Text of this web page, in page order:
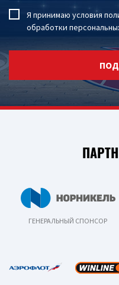
Я принимаю условия
обработки
ГЕНЕРАЛЬНЫЙ СПОНСОР